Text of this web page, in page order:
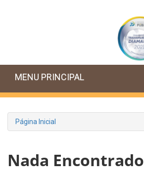
MENU PRINCIPAL
Página Inicial
Nada Encontrado